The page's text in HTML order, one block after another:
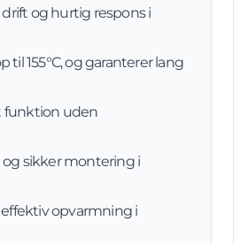
og hurtig respons i
155°C, og garanterer lang
funktion uden
sikker montering i
opvarmning i